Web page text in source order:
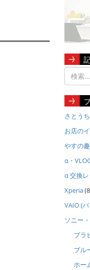
さとう
お店の
やすの
α・
α 交換
Xperia
VAIO (
ソニー
ブラ
ブル
ホー